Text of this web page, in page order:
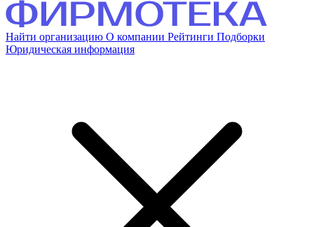
Найти организацию О компании Рейтинги Подборки
Юридическая информация